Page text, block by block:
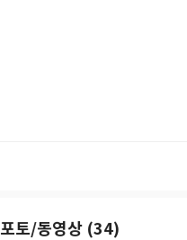
럿 있다. 일본 최대 서평 사이트
포토/동영상 (34)